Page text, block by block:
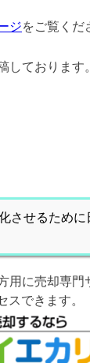
ジをご覧くだ
しております。
させるため
に売却専門
できます。